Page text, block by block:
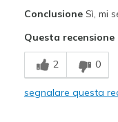
Comfortable
Stylish
ConclusioneSì, mi
Questa
2 0
segnalare questa